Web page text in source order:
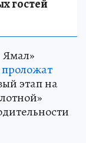
гостей
Ямал»
этап на